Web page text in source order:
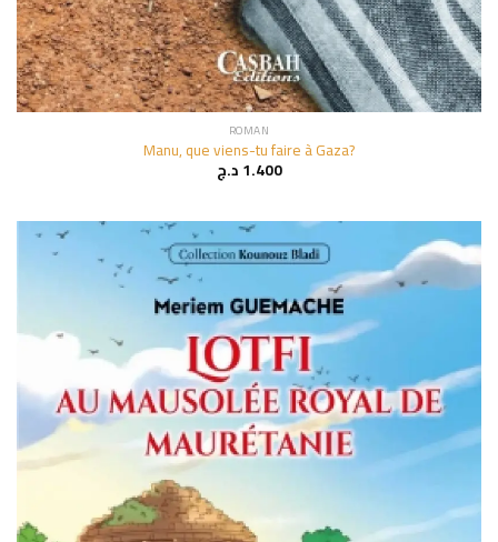
ROMAN
Manu, que viens-tu faire à Gaza?
1.400د.ج